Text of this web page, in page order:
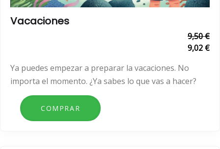
Vacaciones
9,50 €
9,02 €
Ya puedes empezar a preparar la vacaciones. No
importa el momento. ¿Ya sabes lo que vas a hacer?